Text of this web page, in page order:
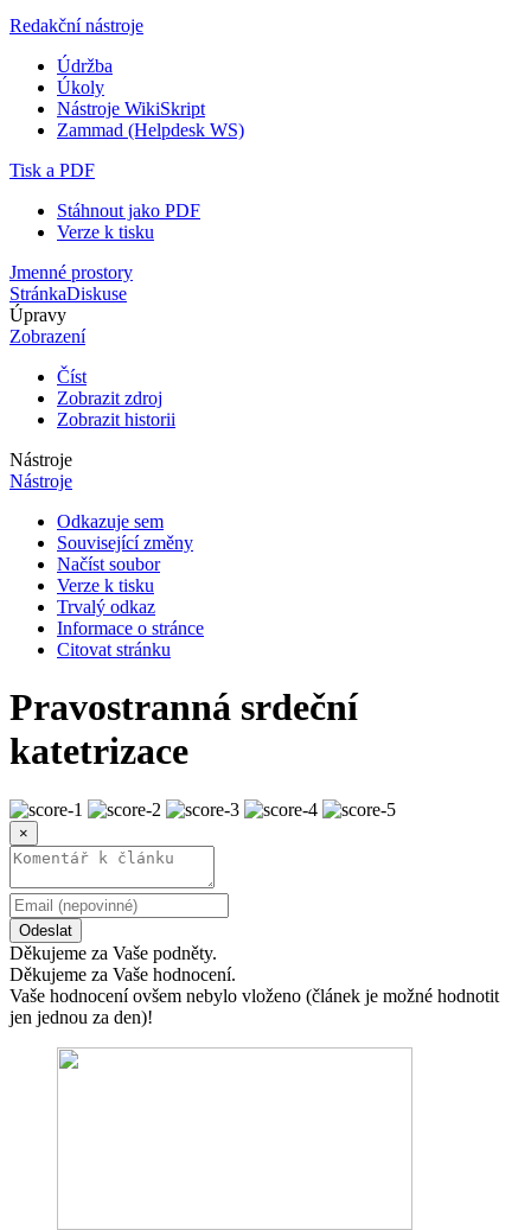
Redakční nástroje
Údržba
Úkoly
Nástroje WikiSkript
Zammad (Helpdesk WS)
Tisk a PDF
Stáhnout jako PDF
Verze k tisku
Jmenné prostory
StránkaDiskuse
Úpravy
Zobrazení
Číst
Zobrazit zdroj
Zobrazit historii
Nástroje
Nástroje
Odkazuje sem
Související změny
Načíst soubor
Verze k tisku
Trvalý odkaz
Informace o stránce
Citovat stránku
Pravostranná srdeční
katetrizace
×
Odeslat
Děkujeme za Vaše podněty.
Děkujeme za Vaše hodnocení.
Vaše hodnocení ovšem nebylo vloženo (článek je možné hodnotit
jen jednou za den)!